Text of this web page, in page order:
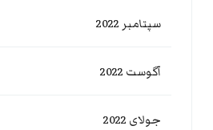
سپتامبر 2022
آگوست 2022
جولای 2022